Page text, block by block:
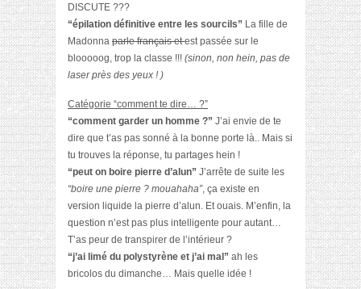
DISCUTE ???
“épilation définitive entre les sourcils” La fille de
Madonna parle français etest passée sur le
blooooog, trop la classe !!! (sinon, non hein, pas de
laser près des yeux ! )
Catégorie “comment te dire… ?”
“comment garder un homme ?” J’ai envie de te
dire que t’as pas sonné à la bonne porte là.. Mais si
tu trouves la réponse, tu partages hein !
“peut on boire pierre d’alun” J’arrête de suite les
“boire une pierre ? mouahaha”, ça existe en
version liquide la pierre d’alun. Et ouais. M’enfin, la
question n’est pas plus intelligente pour autant…
T’as peur de transpirer de l’intérieur ?
“j’ai limé du polystyrène et j’ai mal” ah les
bricolos du dimanche…
Mais quelle idée !